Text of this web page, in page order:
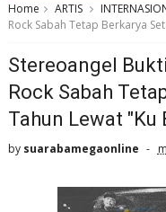
Home ARTIS
Rock Sabah Tetap Berkarya
Stereoangel
Rock Sabah
Tahun Lewat "Ku
by suarabamegaonline